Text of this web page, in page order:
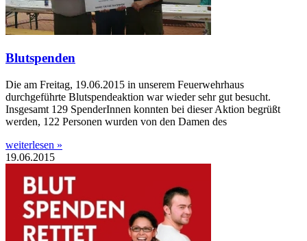
Blutspenden
Die am Freitag, 19.06.2015 in unserem Feuerwehrhaus
durchgeführte Blutspendeaktion war wieder sehr gut besucht.
Insgesamt 129 SpenderInnen konnten bei dieser Aktion begrüßt
werden, 122 Personen wurden von den Damen des
weiterlesen »
19.06.2015